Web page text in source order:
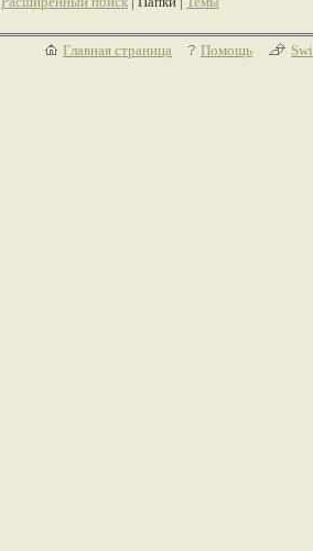
Главная страница Помощь